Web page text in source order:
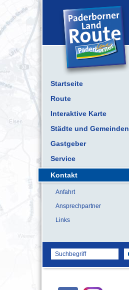
Startseite
Route
Interaktive Karte
Städte und Gemeinden
Gastgeber
Service
Kontakt
Anfahrt
Ansprechpartner
Links